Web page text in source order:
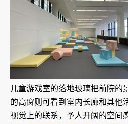
儿童游戏室的落地玻璃把前院的
的高窗则可看到室内长廊和其他
视觉上的联系，予人开阔的空间